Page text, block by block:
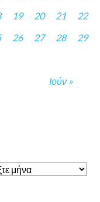
Ιούν »
19 20 21
22
26 27 28
29